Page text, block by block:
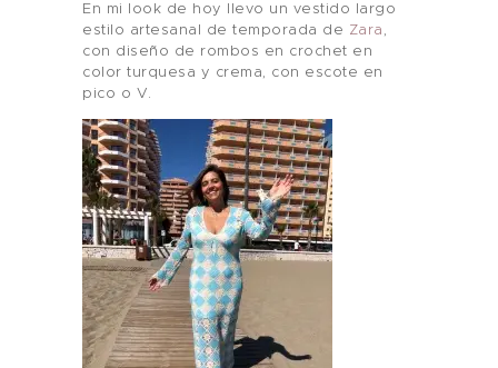
En mi look de hoy llevo un vestido largo
estilo artesanal de temporada de Zara ,
con diseño de rombos en crochet en
color turquesa y crema, con escote en
pico o V.